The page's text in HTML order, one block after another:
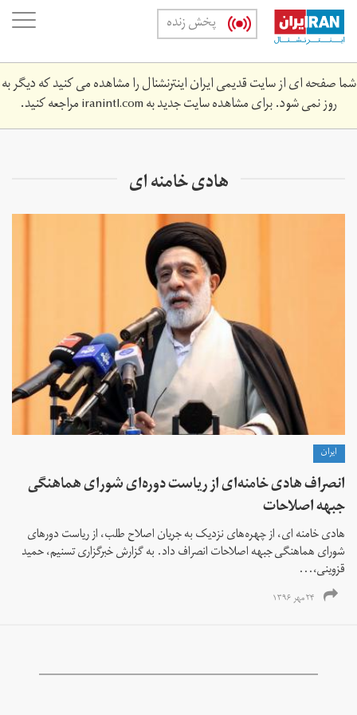
Skip
main
content
پخش زنده
شما صفحه ای از سایت قدیمی ایران اینترنشنال را مشاهده می کنید که دیگر به
روز نمی شود. برای مشاهده سایت جدید بهiranintl.comمراجعه کنید.
هادی خامنه ای
ايران
انصراف هادی خامنه‌ای از ریاست دوره‌ای شورای هماهنگی
جبهه اصلاحات
هادی خامنه ای، از چهره‌های نزدیک به جریان اصلاح طلب، از ریاست دوره‎ای
شورای هماهنگی جبهه اصلاحات انصراف داد. به گزارش خبرگزاری تسنیم، حمید
قزوینی،...
۲۴ مهر ۱۳۹۶